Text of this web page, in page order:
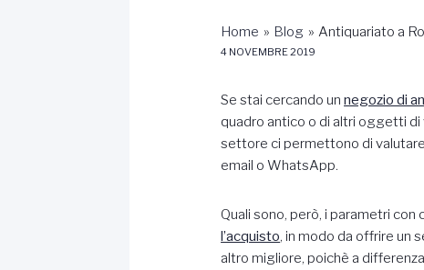
Home Blog Antiquariato a
4 NOVEMBRE 2019
Se stai cercando unnegozio di
quadro antico o di altri oggetti di
settore ci permettono di
email o WhatsApp.
Quali sono, però, i parametri con
l’acquisto, in modo da offrire un
altro migliore, poichè a